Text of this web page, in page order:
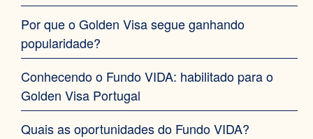
Por que o Golden Visa segue ganhando
popularidade? ‍
Conhecendo o Fundo VIDA: habilitado para o
Golden Visa Portugal‍
Quais as oportunidades do Fundo VIDA?‍